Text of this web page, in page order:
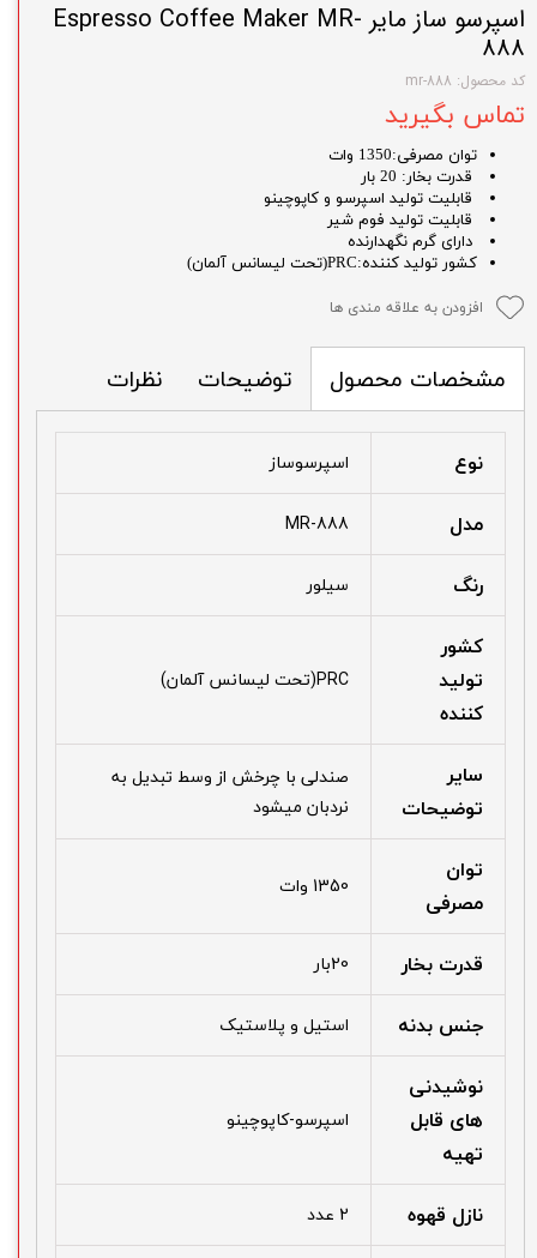
اسپرسو ساز مایر Espresso Coffee Maker MR-
888
کد محصول: mr-888
تماس بگیرید
توان مصرفی:1350 وات
قدرت بخار: 20 بار
قابلیت تولید اسپرسو و کاپوچینو
قابلیت تولید فوم شیر
دارای گرم نگهدارنده
کشور تولید کننده:PRC(تحت لیسانس آلمان)
افزودن به علاقه مندی ها
مشخصات محصول توضیحات نظرات
نوع اسپرسوساز
مدل MR-888
رنگ سیلور
کشور
تولید
کننده
PRC(تحت لیسانس آلمان)
سایر
توضیحات
صندلی با چرخش از وسط تبدیل به
نردبان میشود
توان
مصرفی
1350 وات
قدرت بخار 20بار
جنس بدنه استیل و پلاستیک
نوشیدنی
های قابل
تهیه
اسپرسو-کاپوچینو
نازل قهوه 2 عدد